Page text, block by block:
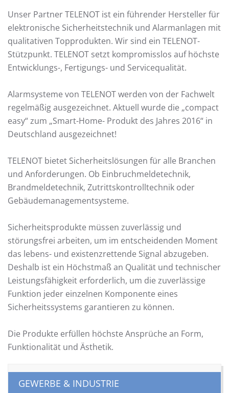
Unser Partner TELENOT ist ein führender Hersteller für
elektronische Sicherheitstechnik und Alarmanlagen mit
qualitativen Topprodukten. Wir sind ein TELENOT-
Stützpunkt. TELENOT setzt kompromisslos auf höchste
Entwicklungs-, Fertigungs- und Servicequalität.
Alarmsysteme von TELENOT werden von der Fachwelt
regelmäßig ausgezeichnet. Aktuell wurde die „compact
easy“ zum „Smart-Home- Produkt des Jahres 2016“ in
Deutschland ausgezeichnet!
TELENOT bietet Sicherheitslösungen für alle Branchen
und Anforderungen. Ob Einbruchmeldetechnik,
Brandmeldetechnik, Zutrittskontrolltechnik oder
Gebäudemanagementsysteme.
Sicherheitsprodukte müssen zuverlässig und
störungsfrei arbeiten, um im entscheidenden Moment
das lebens- und existenzrettende Signal abzugeben.
Deshalb ist ein Höchstmaß an Qualität und technischer
Leistungsfähigkeit erforderlich, um die zuverlässige
Funktion jeder einzelnen Komponente eines
Sicherheitssystems garantieren zu können.
Die Produkte erfüllen höchste Ansprüche an Form,
Funktionalität und Ästhetik.
GEWERBE & INDUSTRIE